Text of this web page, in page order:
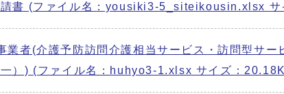
請書 (ファイル名：yousiki3-5_siteikousin.xlsx サ
業者(介護予防訪問介護相当サービス・訪問型サ
）) (ファイル名：huhyo3-1.xlsx サイズ：